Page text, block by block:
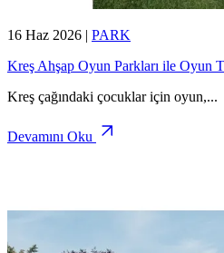
16 Haz 2026 | PARK
Kreş Ahşap Oyun Parkları ile Oyun
Kreş çağındaki çocuklar için oyun,...
Devamını Oku